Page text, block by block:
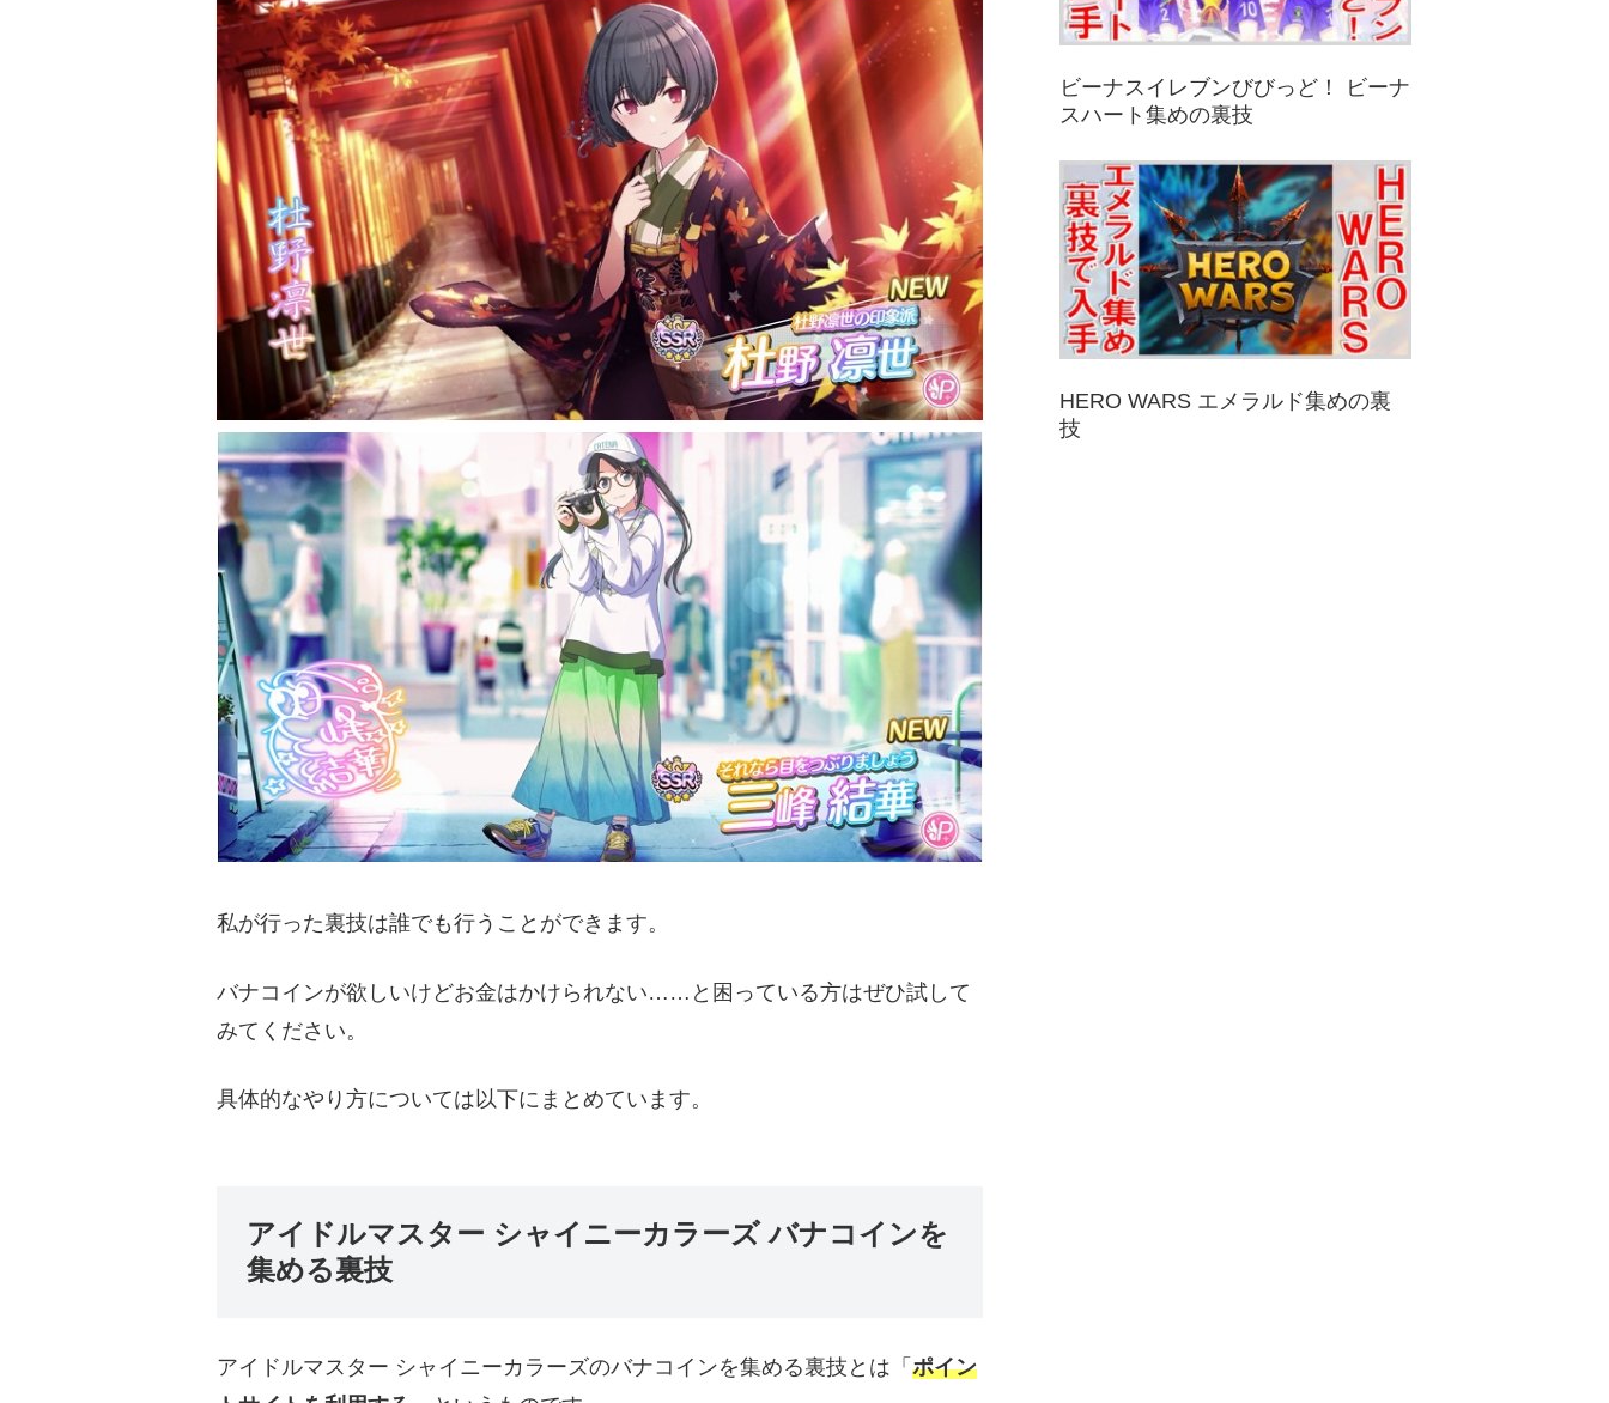
私が行った裏技は誰でも行うことができます。
バナコインが欲しいけどお金はかけられない……と困っている方はぜひ試して
みてください。
具体的なやり方については以下にまとめています。
アイドルマスター シャイニーカラーズ バナコインを
集める裏技
アイドルマスター シャイニーカラーズのバナコインを集める裏技とは「 ポイン
ビーナスイレブンびびっど！ ビーナ
スハート集めの裏技
HERO WARS エメラルド集めの裏
技